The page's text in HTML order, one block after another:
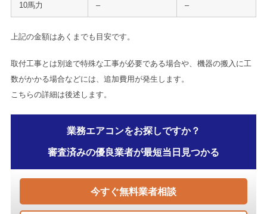
10馬力 – –
上記の金額はあくまでも目安です。
取付工事とは別途で特殊な工事が必要である場合や、機器の搬入に工
数がかかる場合などには、追加費用が発生します。
こちらの詳細は後述します。
業務エアコンをお探しですか？
審査済みの優良業者が最短当日見つかる
今すぐ無料業者相談